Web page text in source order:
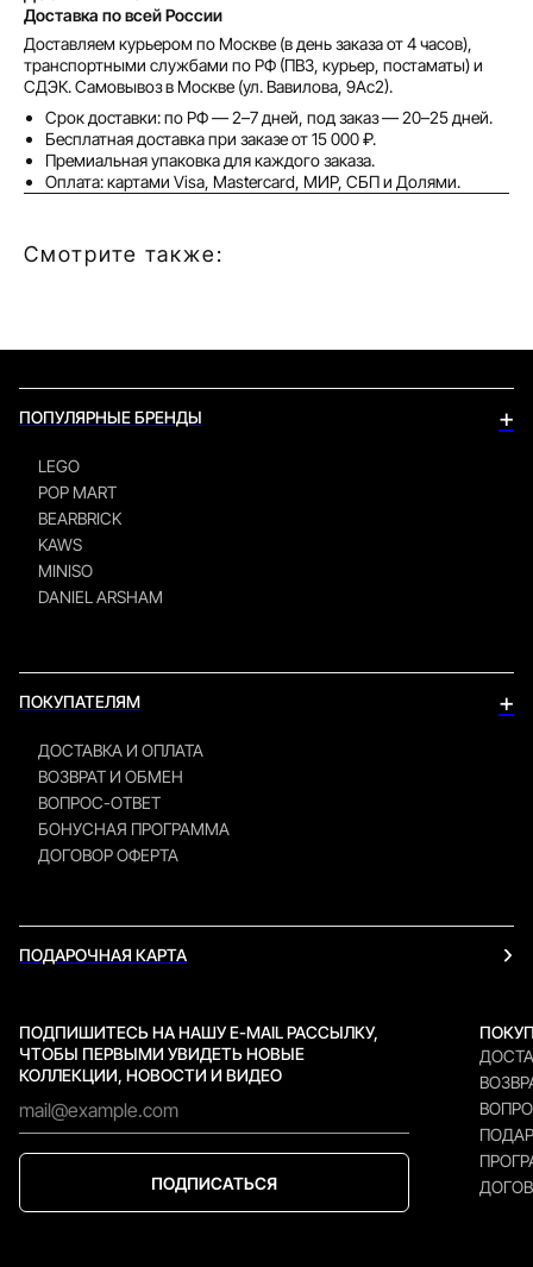
Доставка по всей России
Доставляем курьером по Москве (в день заказа от 4 часов),
транспортными службами по РФ (ПВЗ, курьер, постаматы) и
СДЭК. Самовывоз в Москве (ул. Вавилова, 9Ас2).
Срок доставки: по РФ — 2–7 дней, под заказ — 20–25 дней.
Бесплатная доставка при заказе от 15 000 ₽.
Премиальная упаковка для каждого заказа.
Оплата: картами Visa, Mastercard, МИР, СБП и Долями.
Смотрите также:
ПОПУЛЯРНЫЕ БРЕНДЫ +
LEGO
POP MART
BEARBRICK
KAWS
MINISO
DANIEL ARSHAM
ПОКУПАТЕЛЯМ +
ДОСТАВКА И ОПЛАТА
ВОЗВРАТ И ОБМЕН
ВОПРОС-ОТВЕТ
БОНУСНАЯ ПРОГРАММА
ДОГОВОР ОФЕРТА
ПОДАРОЧНАЯ КАРТА
ПОДПИШИТЕСЬ НА НАШУ E-MAIL РАССЫЛКУ,
ЧТОБЫ ПЕРВЫМИ УВИДЕТЬ НОВЫЕ
КОЛЛЕКЦИИ, НОВОСТИ И ВИДЕО
ПОДПИСАТЬСЯ